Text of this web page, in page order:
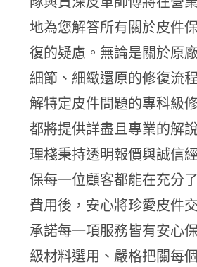
地為您解答所有關於皮件
復的疑慮。無論是關於原
細節、細緻還原的修復流
解特定皮件問題的專科級
都將提供詳盡且專業的解
理棧秉持透明報價與誠信
保每一位顧客都能在充分
費用後，安心將珍愛皮件
承諾每一項服務皆有安心
級材料選用、嚴格把關每